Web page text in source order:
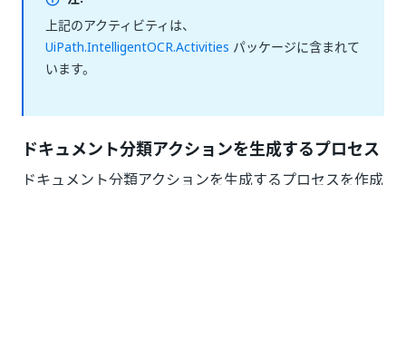
上記のアクティビティは、
UiPath.IntelligentOCR.Activities パッケージに含まれて
います。
ドキュメント分類アクションを生成するプロセス
ドキュメント分類アクションを生成するプロセスを作成